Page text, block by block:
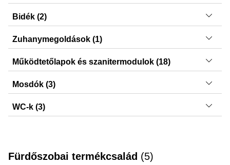
Option, VariForm, Acanto, Smyle
Bidék (2)
Smyle, Acanto
Zuhanymegoldások (1)
CleanLine
Működtetőlapok és szanitermodulok (18)
Delta30, Sigma40, Delta50, Sigma21, Delta01, Típus 10,
Sigma50, Delta15, Delta20, Sigma20, Típus 50, Sigma01,
Típus 30, Sigma70, Delta10, Sigma30, Típus 01,
DuoFresh modulok
Mosdók (3)
Smyle, Acanto, VariForm
WC-k (3)
Fürdőszobai termékcsalád (5)